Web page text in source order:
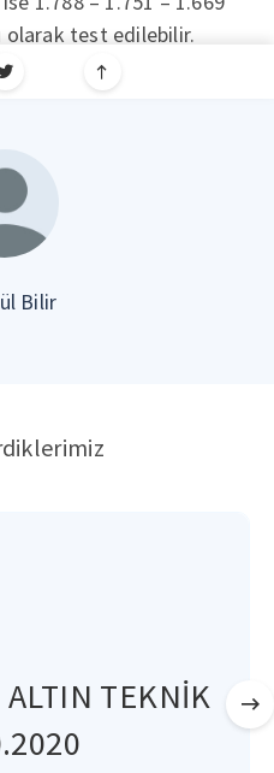
olarak test edilebilir.
Bilir
ALTIN TEKNİK